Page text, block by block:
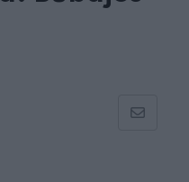
Share